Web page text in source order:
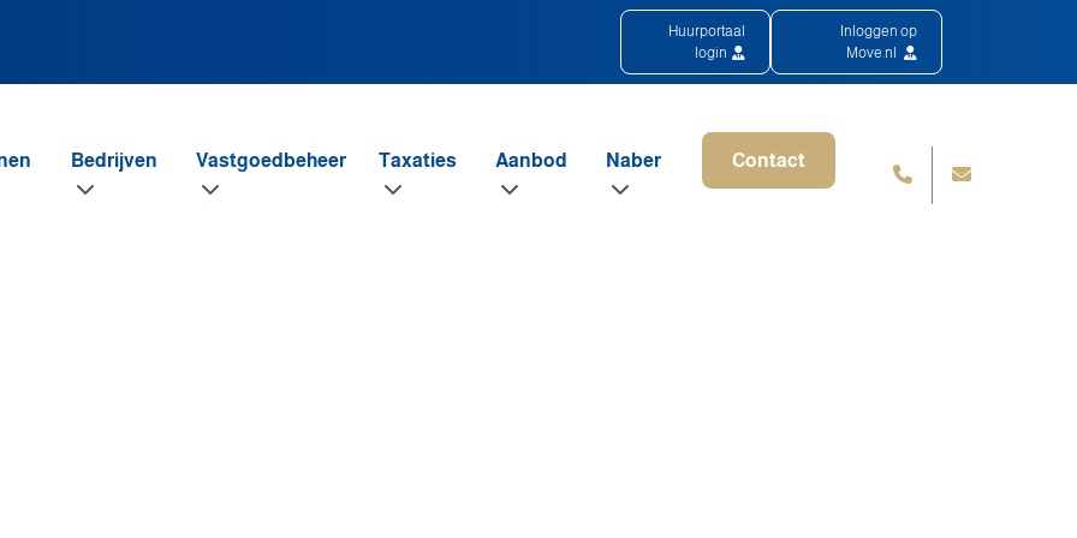
Huurportaal
login
Inloggen op
Move.nl
Bedrijven Vastgoedbeheer Taxaties Aanbod Naber Contact